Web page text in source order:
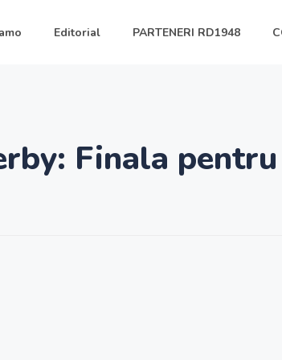
Editorial PARTENERI RD1948
Finala